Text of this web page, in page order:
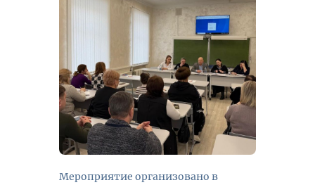
Мероприятие организовано в